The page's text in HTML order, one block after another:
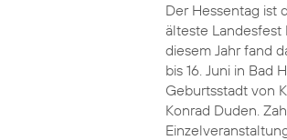
Der Hessentag ist
älteste Landesfest
diesem Jahr fand
bis 16. Juni in Bad
Geburtsstadt von
Konrad Duden.